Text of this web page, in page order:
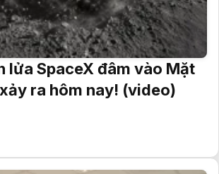
lửa SpaceX đâm vào Mặt
ra hôm nay! (video)